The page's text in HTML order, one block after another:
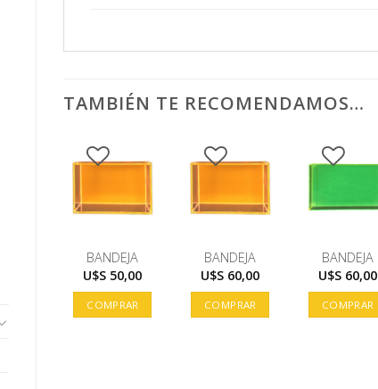
TAMBIÉN TE RECOMENDAMOS…
BANDEJA
U$S 50,00
COMPRAR
BANDEJA
U$S 60,00
COMPRAR
BANDEJA
U$S 60,00
COMPRAR